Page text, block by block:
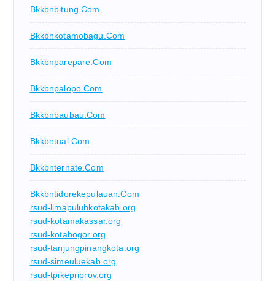
Bkkbnbitung.com
Bkkbnkotamobagu.com
Bkkbnparepare.com
Bkkbnpalopo.com
Bkkbnbaubau.com
Bkkbntual.com
Bkkbnternate.com
Bkkbntidorekepulauan.com
rsud-limapuluhkotakab.org
rsud-kotamakassar.org
rsud-kotabogor.org
rsud-tanjungpinangkota.org
rsud-simeuluekab.org
rsud-tpikepriprov.org